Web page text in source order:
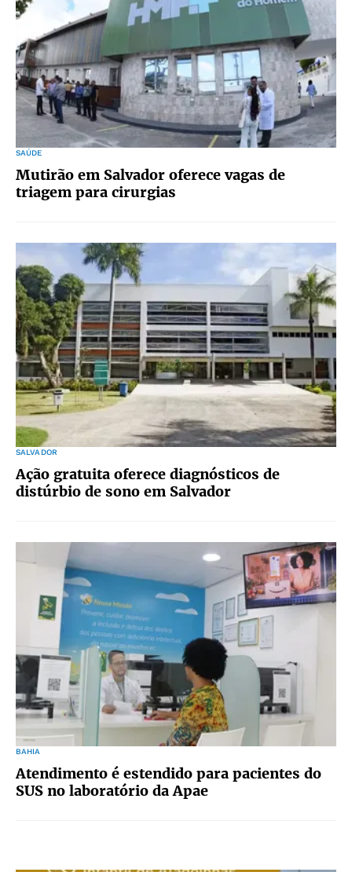
SAÚDE
Mutirão em Salvador oferece vagas de
triagem para cirurgias
SALVADOR
Ação gratuita oferece diagnósticos de
distúrbio de sono em Salvador
BAHIA
Atendimento é estendido para pacientes do
SUS no laboratório da Apae